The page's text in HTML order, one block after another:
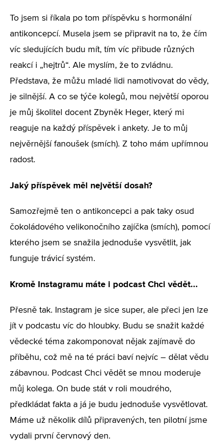
To jsem si říkala po tom příspěvku s hormonální
antikoncepcí. Musela jsem se připravit na to, že čím
víc sledujících budu mít, tím víc přibude různých
reakcí i „hejtrů“. Ale myslím, že to zvládnu.
Představa, že můžu mladé lidi namotivovat do vědy,
je silnější. A co se týče kolegů, mou největší oporou
je můj školitel docent Zbyněk Heger, který mi
reaguje na každý příspěvek i ankety. Je to můj
nejvěrnější fanoušek (smích). Z toho mám upřímnou
radost.
Jaký příspěvek měl největší dosah?
Samozřejmě ten o antikoncepci a pak taky osud
čokoládového velikonočního zajíčka (smích), pomocí
kterého jsem se snažila jednoduše vysvětlit, jak
funguje trávicí systém.
Kromě Instagramu máte i podcast Chci vědět...
Přesně tak. Instagram je sice super, ale přeci jen lze
jít v podcastu víc do hloubky. Budu se snažit každé
vědecké téma zakomponovat nějak zajímavě do
příběhu, což mě na té práci baví nejvíc – dělat vědu
zábavnou. Podcast Chci vědět se mnou moderuje
můj kolega. On bude stát v roli moudrého,
předkládat fakta a já je budu jednoduše vysvětlovat.
Máme už několik dílů připravených, ten pilotní jsme
vydali první červnový den.